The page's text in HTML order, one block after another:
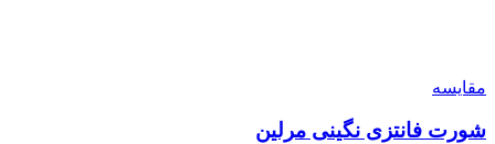
مقایسه
شورت فانتزی نگینی مرلین